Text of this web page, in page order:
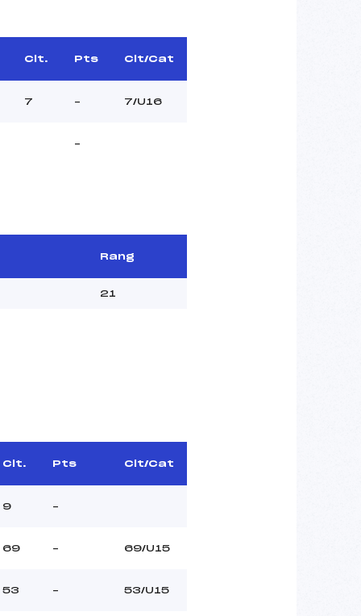
Clt. Pts Clt/Cat
7 – 7/U16
–
Rang
21
Clt. Pts Clt/Cat
9 –
69 – 69/U15
53 – 53/U15